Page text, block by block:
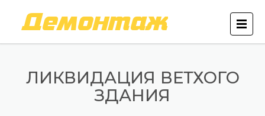
ЛИКВИДАЦИЯ ВЕТХОГО
ЗДАНИЯ